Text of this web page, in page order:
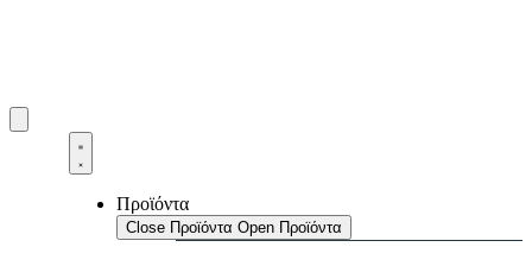
Προϊόντα
Close Προϊόντα Open Προϊόντα